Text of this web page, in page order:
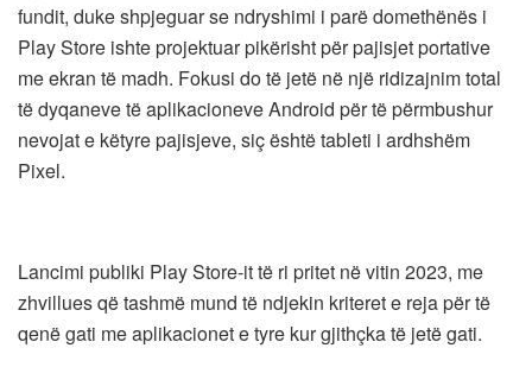
fundit, duke shpjeguar se ndryshimi i parë domethënës i
Play Store ishte projektuar pikërisht për pajisjet portative
me ekran të madh. Fokusi do të jetë në një ridizajnim total
të dyqaneve të aplikacioneve Android për të përmbushur
nevojat e këtyre pajisjeve, siç është tableti i ardhshëm
Pixel.
Lancimi publiki Play Store-it të ri pritet në vitin 2023, me
zhvillues që tashmë mund të ndjekin kriteret e reja për të
qenë gati me aplikacionet e tyre kur gjithçka të jetë gati.